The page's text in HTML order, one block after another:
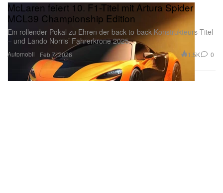
Automobil
McLaren feiert 10. F1-Titel mit Artura Spider
MCL39 Championship Edition
Ein rollender Pokal zu Ehren der back-to-back Konstrukteurs-Titel
– und Lando Norris’ Fahrerkrone 2025.
Feb 7, 2026 1.5K 0